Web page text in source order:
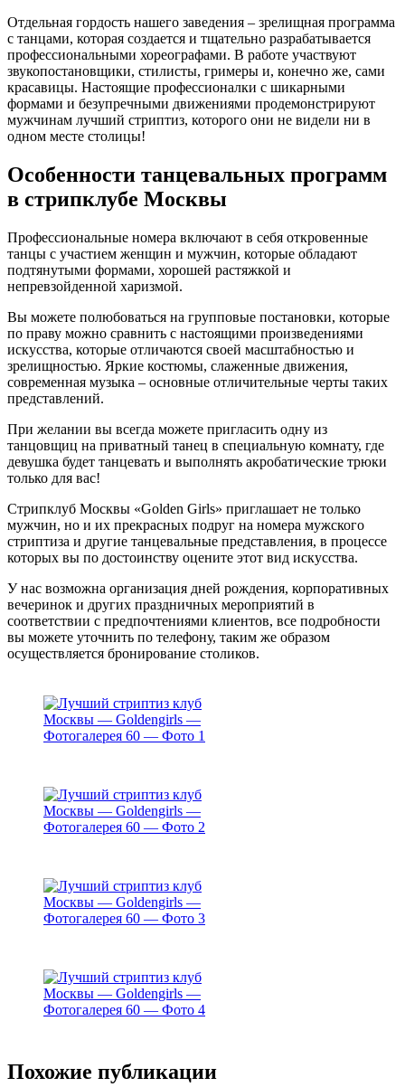
Отдельная гордость нашего заведения – зрелищная программа
с танцами, которая создается и тщательно разрабатывается
профессиональными хореографами. В работе участвуют
звукопостановщики, стилисты, гримеры и, конечно же, сами
красавицы. Настоящие профессионалки с шикарными
формами и безупречными движениями продемонстрируют
мужчинам лучший стриптиз, которого они не видели ни в
одном месте столицы!
Особенности танцевальных программ
в стрипклубе Москвы
Профессиональные номера включают в себя откровенные
танцы с участием женщин и мужчин, которые обладают
подтянутыми формами, хорошей растяжкой и
непревзойденной харизмой.
Вы можете полюбоваться на групповые постановки, которые
по праву можно сравнить с настоящими произведениями
искусства, которые отличаются своей масштабностью и
зрелищностью. Яркие костюмы, слаженные движения,
современная музыка – основные отличительные черты таких
представлений.
При желании вы всегда можете пригласить одну из
танцовщиц на приватный танец в специальную комнату, где
девушка будет танцевать и выполнять акробатические трюки
только для вас!
Стрипклуб Москвы «Golden Girls» приглашает не только
мужчин, но и их прекрасных подруг на номера мужского
стриптиза и другие танцевальные представления, в процессе
которых вы по достоинству оцените этот вид искусства.
У нас возможна организация дней рождения, корпоративных
вечеринок и других праздничных мероприятий в
соответствии с предпочтениями клиентов, все подробности
вы можете уточнить по телефону, таким же образом
осуществляется бронирование столиков.
Похожие публикации